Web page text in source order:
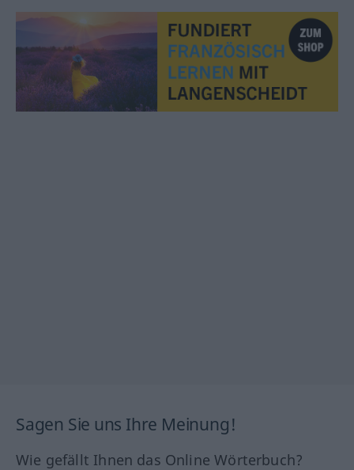
Sagen Sie uns Ihre Meinung!
Wie gefällt Ihnen das Online Wörterbuch?